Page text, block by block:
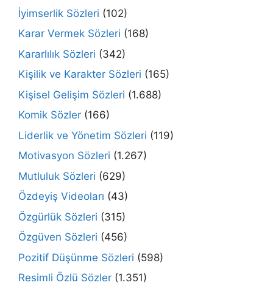
İyimserlik Sözleri (102)
Karar Vermek Sözleri (168)
Kararlılık Sözleri (342)
Kişilik ve Karakter Sözleri (165)
Kişisel Gelişim Sözleri (1.688)
Komik Sözler (166)
Liderlik ve Yönetim Sözleri (119)
Motivasyon Sözleri (1.267)
Mutluluk Sözleri (629)
Özdeyiş Videoları (43)
Özgürlük Sözleri (315)
Özgüven Sözleri (456)
Pozitif Düşünme Sözleri (598)
Resimli Özlü Sözler (1.351)